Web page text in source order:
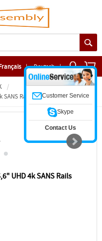
| Deutsch |
Rails HPV00 0HHFM
UHD 4k SANS Rails
Customer Service
Skype
Contact Us